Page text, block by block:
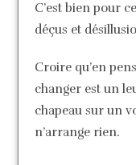
C’est bien pour
déçus et
Croire qu’en
changer est un
chapeau sur un
n’arrange rien.